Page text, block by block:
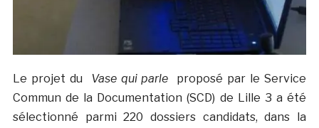
Le projet du Vase qui parle proposé par le Service
Commun de la Documentation (SCD) de Lille 3 a été
sélectionné parmi 220 dossiers candidats, dans la